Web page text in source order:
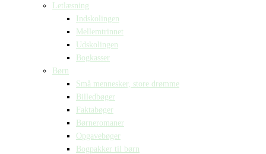
Letlæsning
Indskolingen
Mellemtrinnet
Udskolingen
Bogkasser
Børn
Små mennesker, store drømme
Billedbøger
Faktabøger
Børneromaner
Opgavebøger
Bogpakker til børn